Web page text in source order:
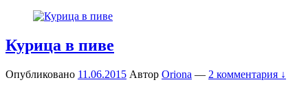
Курица в пиве
Опубликовано 11.06.2015 Автор Oriona — 2 комментария ↓